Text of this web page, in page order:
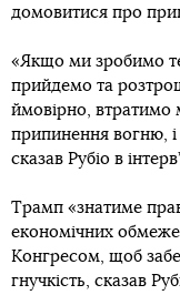
домовитися про
«Якщо ми зробимо
прийдемо та
ймовірно, втратимо
припинення вогню,
сказав Рубіо в
Трамп «знатиме
економічних
Конгресом, щоб
гнучкість, сказав